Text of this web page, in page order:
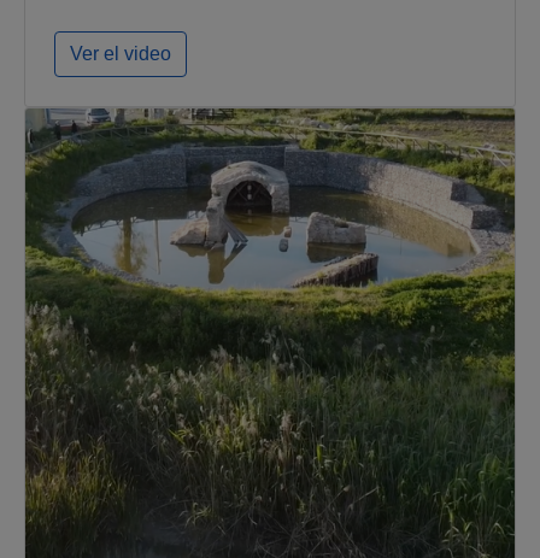
Ver el video